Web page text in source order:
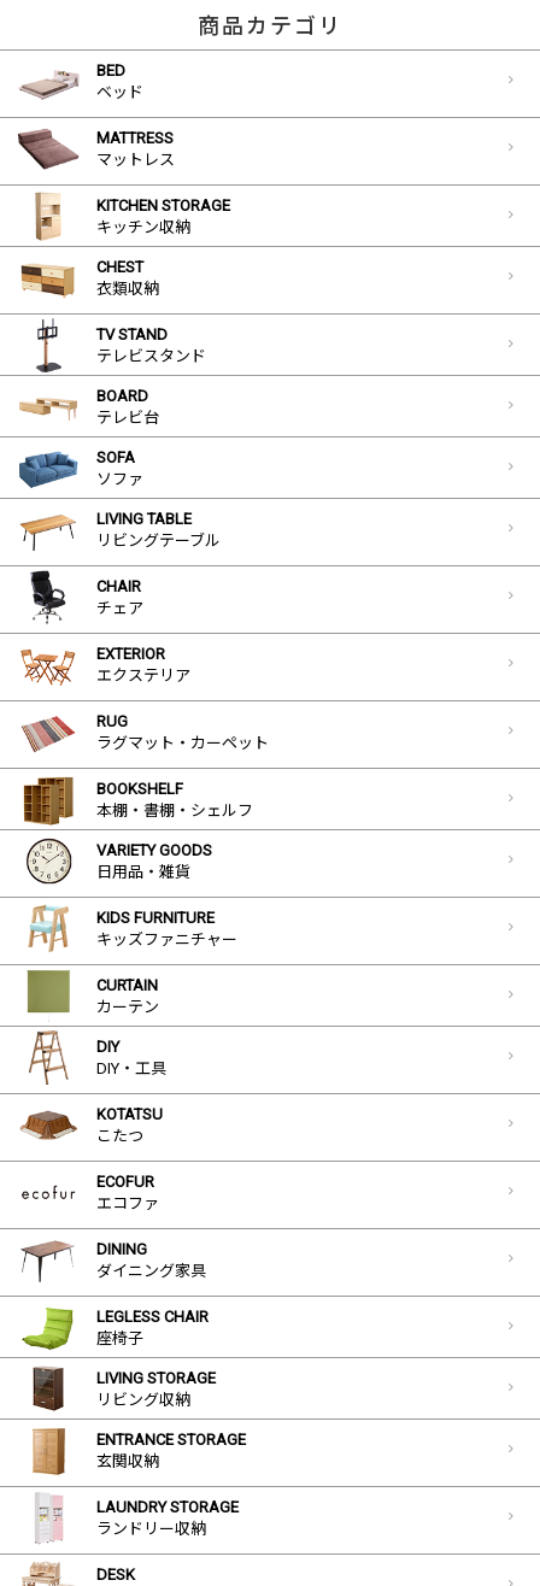
商品カテゴリ
BED
ベッド
MATTRESS
マットレス
KITCHEN STORAGE
キッチン収納
CHEST
衣類収納
TV STAND
テレビスタンド
BOARD
テレビ台
SOFA
ソファ
LIVING TABLE
リビングテーブル
CHAIR
チェア
EXTERIOR
エクステリア
RUG
ラグマット・カーペット
BOOKSHELF
本棚・書棚・シェルフ
VARIETY GOODS
日用品・雑貨
KIDS FURNITURE
キッズファニチャー
CURTAIN
カーテン
DIY
DIY・工具
KOTATSU
こたつ
ECOFUR
エコファ
DINING
ダイニング家具
LEGLESS CHAIR
座椅子
LIVING STORAGE
リビング収納
ENTRANCE STORAGE
玄関収納
LAUNDRY STORAGE
ランドリー収納
DESK